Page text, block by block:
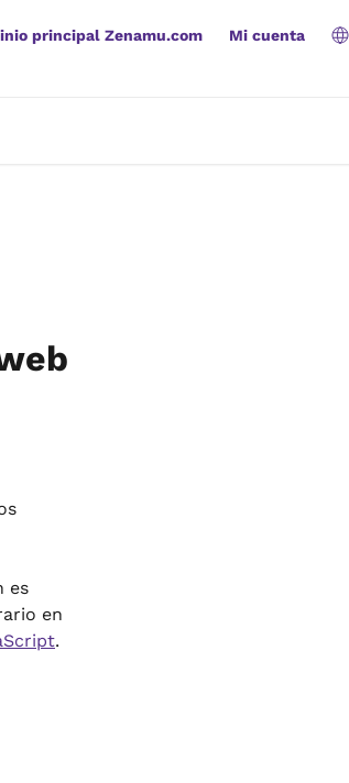
principal Zenamu.com Mi cuenta
es
en
.